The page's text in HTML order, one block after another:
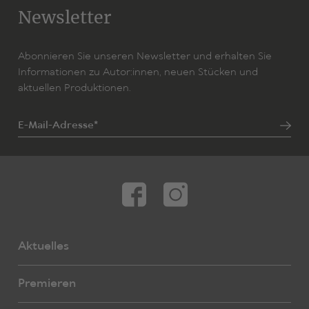
Newsletter
Abonnieren Sie unseren Newsletter und erhalten Sie
Informationen zu Autor:innen, neuen Stücken und
aktuellen Produktionen.
E-Mail-Adresse*
Aktuelles
Premieren